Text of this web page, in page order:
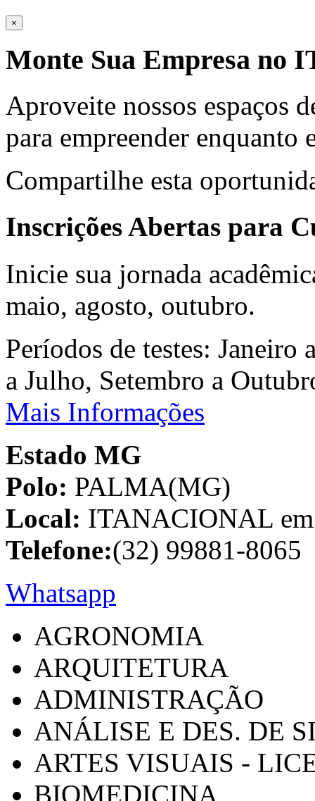
×
Monte Sua Empresa no
Aproveite nossos espaços
para empreender enquanto
Compartilhe esta
Inscrições Abertas para
Inicie sua jornada
maio, agosto, outubro.
Períodos de testes:
a Julho, Setembro a
Mais Informações
Estado MG
Polo: PALMA(MG)
Local: ITANACIONAL
Telefone:(32) 99881-8065
Whatsapp
AGRONOMIA
ARQUITETURA
ADMINISTRAÇÃO
ANÁLISE E DES. DE
ARTES VISUAIS -
BIOMEDICINA